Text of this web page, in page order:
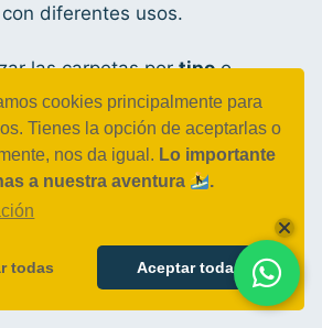
cookies principalmente para
Tienes la opción de aceptarlas o
nos da igual. Lo importante
a nuestra aventura
.
todas Aceptar todas
diferentes usos.
las carpetas portipoo
de terceros o
un Facebook, un
tiene una cantidad importante
o relevancia como
crear una carpeta
proveedor.
carpetas